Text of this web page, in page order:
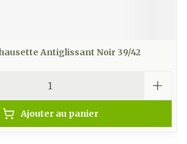
Antiglissant Noir 39/42
Ajouter au panier